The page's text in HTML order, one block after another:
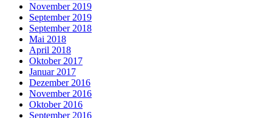
November 2019
September 2019
September 2018
Mai 2018
April 2018
Oktober 2017
Januar 2017
Dezember 2016
November 2016
Oktober 2016
September 2016